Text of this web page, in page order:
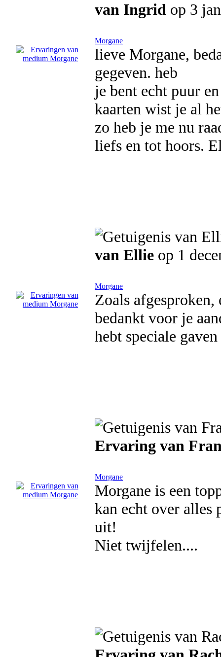
van Ingrid op 3
Morgane
lieve Morgane,
gegeven. heb
je bent echt puur
kaarten wist je al
zo heb je me nu
liefs en tot hoors.
van Ellie op 1
Morgane
Zoals
bedankt voor je
hebt speciale
Ervaring van
Morgane
Morgane is een
kan echt over alles
uit!
Niet twijfelen....